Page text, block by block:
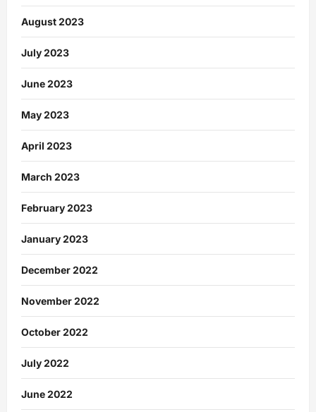
August 2023
July 2023
June 2023
May 2023
April 2023
March 2023
February 2023
January 2023
December 2022
November 2022
October 2022
July 2022
June 2022